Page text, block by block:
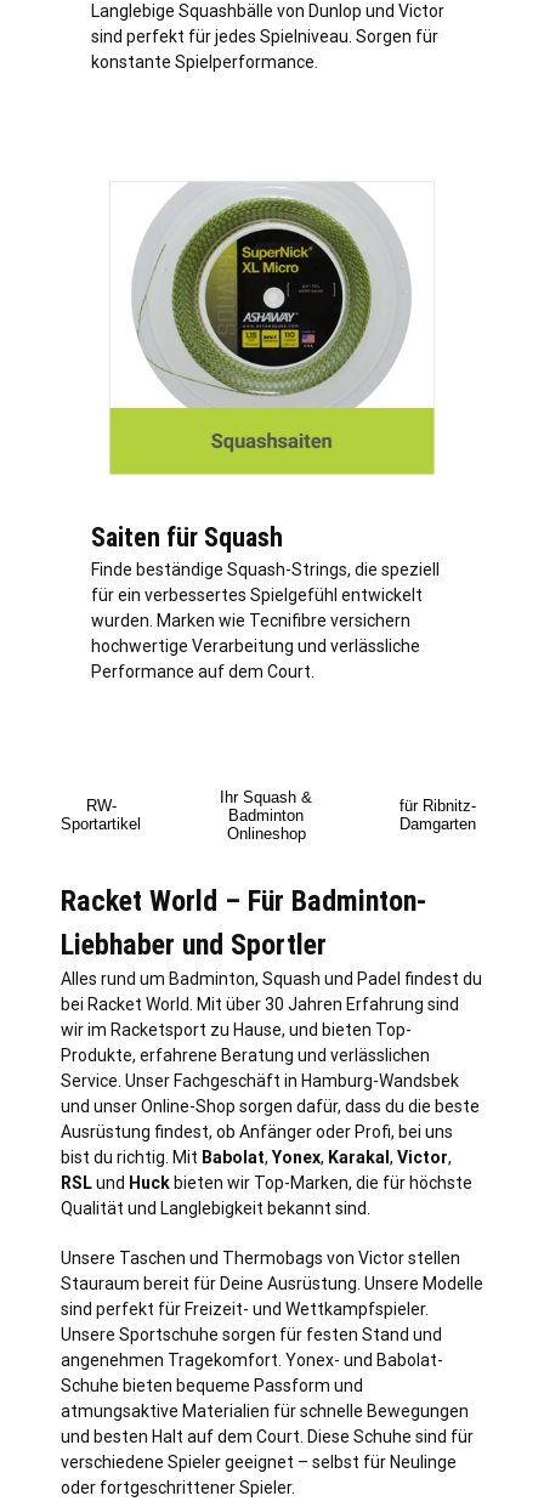
Langlebige Squashbälle von Dunlop und Victor
sind perfekt für jedes Spielniveau. Sorgen für
konstante Spielperformance.
Saiten für Squash
Finde beständige Squash-Strings, die speziell
für ein verbessertes Spielgefühl entwickelt
wurden. Marken wie Tecnifibre versichern
hochwertige Verarbeitung und verlässliche
Performance auf dem Court.
RW-
Sportartikel
Ihr Squash &
Badminton
Onlineshop
für Ribnitz-
Damgarten
Racket World – Für Badminton-
Liebhaber und Sportler
Alles rund um Badminton, Squash und Padel findest du
bei Racket World. Mit über 30 Jahren Erfahrung sind
wir im Racketsport zu Hause, und bieten Top-
Produkte, erfahrene Beratung und verlässlichen
Service. Unser Fachgeschäft in Hamburg-Wandsbek
und unser Online-Shop sorgen dafür, dass du die beste
Ausrüstung findest, ob Anfänger oder Profi, bei uns
bist du richtig. Mit Babolat, Yonex, Karakal , Victor,
RSLund Huck bieten wir Top-Marken, die für höchste
Qualität und Langlebigkeit bekannt sind.
Unsere Taschen und Thermobags von Victor stellen
Stauraum bereit für Deine Ausrüstung. Unsere Modelle
sind perfekt für Freizeit- und Wettkampfspieler.
Unsere Sportschuhe sorgen für festen Stand und
angenehmen Tragekomfort. Yonex- und Babolat-
Schuhe bieten bequeme Passform und
atmungsaktive Materialien für schnelle Bewegungen
und besten Halt auf dem Court. Diese Schuhe sind für
verschiedene Spieler geeignet – selbst für Neulinge
oder fortgeschrittener Spieler.